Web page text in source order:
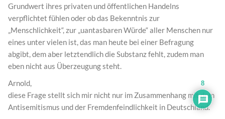
Grundwert ihres privaten und öffentlichen Handelns
verpflichtet fühlen oder ob das Bekenntnis zur
„Menschlichkeit“, zur „uantasbaren Würde“ aller Menschen nur
eines unter vielen ist, das man heute bei einer Befragung
abgibt, dem aber letztendlich die Substanz fehlt, zudem man
eben nicht aus Überzeugung steht.
Arnold,
diese Frage stellt sich mir nicht nur im Zusammenhang mit dem
Antisemitismus und der Fremdenfeindlichkeit in Deutschland.
8